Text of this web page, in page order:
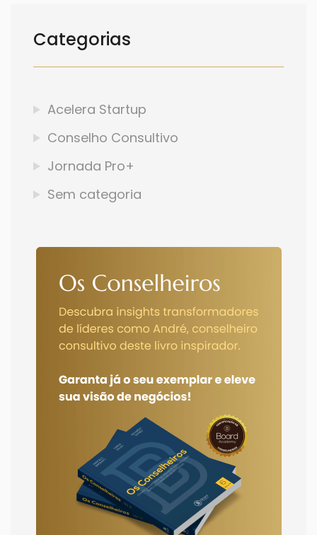
Categorias
Acelera Startup
Conselho Consultivo
Jornada Pro+
Sem categoria